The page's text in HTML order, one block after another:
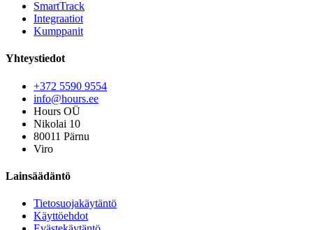
SmartTrack
Integraatiot
Kumppanit
Yhteystiedot
+372 5590 9554
info@hours.ee
Hours OÜ
Nikolai 10
80011 Pärnu
Viro
Lainsäädäntö
Tietosuojakäytäntö
Käyttöehdot